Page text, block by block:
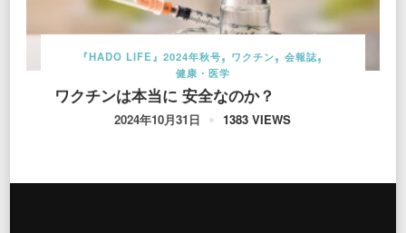
『HADO LIFE』2024年秋号 ワクチン
会報誌
健康・医学
ワクチンは本当に 安全なのか？
2024年10月31日 1383 VIEWS